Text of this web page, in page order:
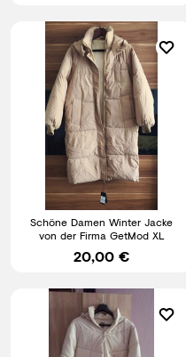
Schöne Damen Winter Jacke
von der Firma GetMod XL
20,00 €